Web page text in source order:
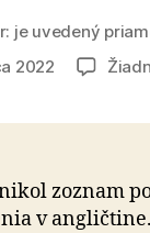
je uvedený
2022
zoznam
v angličtine.